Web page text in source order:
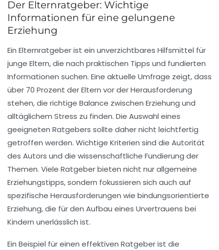
Der Elternratgeber: Wichtige
Informationen für eine gelungene
Erziehung
Ein Elternratgeberist ein unverzichtbares Hilfsmittel für
junge Eltern, die nach praktischen Tipps und fundierten
Informationen suchen. Eine aktuelle Umfrage zeigt, dass
über 70 Prozent der Eltern vor der Herausforderung
stehen, die richtige Balance zwischen Erziehung und
alltäglichem Stress zu finden. Die Auswahl eines
geeigneten Ratgebers sollte daher nicht leichtfertig
getroffen werden. Wichtige Kriterien sind die Autorität
des Autors und die wissenschaftliche Fundierung der
Themen. Viele Ratgeber bieten nicht nur allgemeine
Erziehungstipps, sondern fokussieren sich auch auf
spezifische Herausforderungen wie bindungsorientierte
Erziehung, die für den Aufbau eines Urvertrauens bei
Kindern unerlässlich ist.
Ein Beispiel für einen effektiven Ratgeber ist die